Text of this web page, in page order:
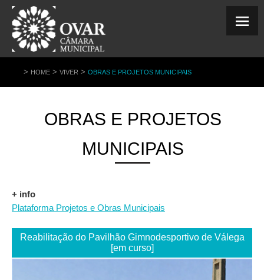
> HOME > VIVER > OBRAS E PROJETOS MUNICIPAIS
OBRAS E PROJETOS
MUNICIPAIS
+ info
Plataforma Projetos e Obras Municipais
Reabilitação do Pavilhão Gimnodesportivo de Válega
[em curso]